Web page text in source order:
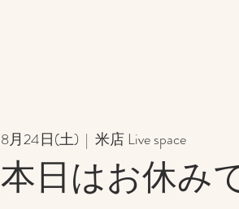
8月24日(土)
  |
米店 Live space
本日はお休み